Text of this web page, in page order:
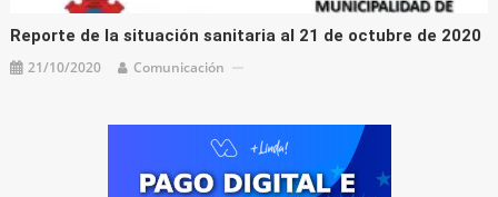
Reporte de la situación sanitaria al 21 de octubre de 2020
21/10/2020 Comunicación